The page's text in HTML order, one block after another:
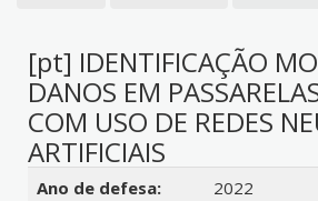
[pt] IDENTIFICAÇÃO
DANOS EM
COM USO DE REDES
ARTIFICIAIS
Detalhes bibliográficos
Ano de defesa:
2022